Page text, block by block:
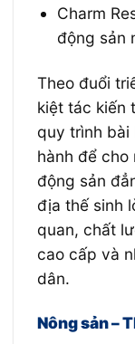
Charm
động sản
Theo đuổi
kiệt tác kiến
quy trình
hành để cho
động sản
địa thế sinh
quan, chất
cao cấp và
dân.
Nông sản –